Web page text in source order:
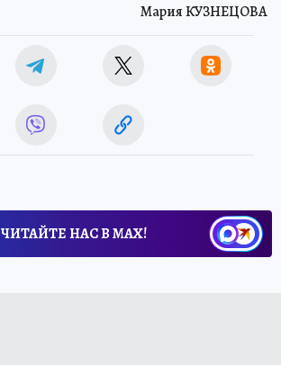
Мария КУЗНЕЦОВА
ЧИТАЙТЕ НАС В МАХ!